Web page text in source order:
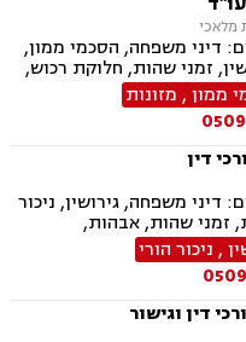
דיני משפחה, הסכמי ממון,
זמני שהות, חלוקת רכוש,
העברת בין דורית, ירושות
דיני חוזים, נדל"ן
דירה, פינוי מושכר
ממון, מזונות
דין
משפחה, גירושין, ניכור
זמני שהות, אבהות,
הנוער, חלוקת רכוש, ייפוי
הוצאה לפועל, מחיקת
רגל.
, ניכור הורי
דין וגישור